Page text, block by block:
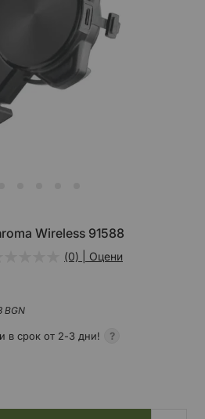
Wireless 91588
(0) | Оцени
BGN
в срок от 2-3 дни!